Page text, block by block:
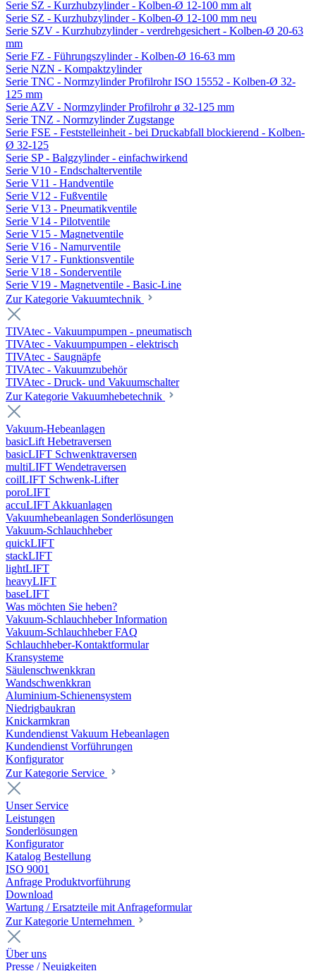
Serie SZ - Kurzhubzylinder - Kolben-Ø 12-100 mm alt
Serie SZ - Kurzhubzylinder - Kolben-Ø 12-100 mm neu
Serie SZV - Kurzhubzylinder - verdrehgesichert - Kolben-Ø 20-63
mm
Serie FZ - Führungszylinder - Kolben-Ø 16-63 mm
Serie NZN - Kompaktzylinder
Serie TNC - Normzylinder Profilrohr ISO 15552 - Kolben-Ø 32-
125 mm
Serie AZV - Normzylinder Profilrohr ø 32-125 mm
Serie TNZ - Normzylinder Zugstange
Serie FSE - Feststelleinheit - bei Druckabfall blockierend - Kolben-
Ø 32-125
Serie SP - Balgzylinder - einfachwirkend
Serie V10 - Endschalterventile
Serie V11 - Handventile
Serie V12 - Fußventile
Serie V13 - Pneumatikventile
Serie V14 - Pilotventile
Serie V15 - Magnetventile
Serie V16 - Namurventile
Serie V17 - Funktionsventile
Serie V18 - Sonderventile
Serie V19 - Magnetventile - Basic-Line
Zur Kategorie Vakuumtechnik
TIVAtec - Vakuumpumpen - pneumatisch
TIVAtec - Vakuumpumpen - elektrisch
TIVAtec - Saugnäpfe
TIVAtec - Vakuumzubehör
TIVAtec - Druck- und Vakuumschalter
Zur Kategorie Vakuumhebetechnik
Vakuum-Hebeanlagen
basicLift Hebetraversen
basicLIFT Schwenktraversen
multiLIFT Wendetraversen
coilLIFT Schwenk-Lifter
poroLIFT
accuLIFT Akkuanlagen
Vakuumhebeanlagen Sonderlösungen
Vakuum-Schlauchheber
quickLIFT
stackLIFT
lightLIFT
heavyLIFT
baseLIFT
Was möchten Sie heben?
Vakuum-Schlauchheber Information
Vakuum-Schlauchheber FAQ
Schlauchheber-Kontaktformular
Kransysteme
Säulenschwenkkran
Wandschwenkkran
Aluminium-Schienensystem
Niedrigbaukran
Knickarmkran
Kundendienst Vakuum Hebeanlagen
Kundendienst Vorführungen
Konfigurator
Zur Kategorie Service
Unser Service
Leistungen
Sonderlösungen
Konfigurator
Katalog Bestellung
ISO 9001
Anfrage Produktvorführung
Download
Wartung / Ersatzteile mit Anfrageformular
Zur Kategorie Unternehmen
Über uns
Presse / Neuigkeiten